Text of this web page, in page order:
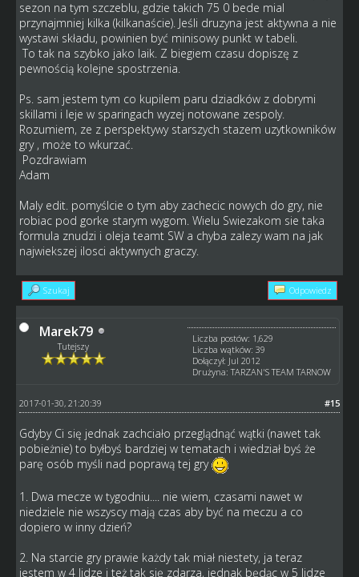
sezon na tym szczeblu, gdzie takich 75 0 bede mial
przynajmniej kilka (kilkanaście). Jeśli druzyna jest aktywna a nie
wystawi składu, powinien być minisowy punkt w tabeli.
To tak na szybko jako laik. Z biegiem czasu dopiszę z
pewnością kolejne spostrzenia.
Ps. sam jestem tym co kupilem paru dziadków z dobrymi
skillami i leje w sparingach wyzej notowane zespoly.
Rozumiem, ze z perspektywy starszych stazem uzytkowników
gry , może to wkurzać.
Pozdrawiam
Adam
Maly edit. pomyślcie o tym aby zachecic nowych do gry, nie
robiac pod gorke starym wygom. Wielu Swiezakom sie taka
formula znudzi i oleja teamt SW a chyba zalezy wam na jak
najwiekszej ilosci aktywnych graczy.
Szukaj Odpowiedz
Marek79
Tutejszy
Liczba postów: 1,629
Liczba wątków: 39
Dołączył: Jul 2012
Drużyna: TARZAN'S TEAM TARNOW
#15
2017-01-30, 21:20:39
Gdyby Ci się jednak zachciało przeglądnąć wątki (nawet tak
pobieżnie) to byłbyś bardziej w tematach i wiedział byś że
parę osób myśli nad poprawą tej gry
1. Dwa mecze w tygodniu.... nie wiem, czasami nawet w
niedziele nie wszyscy mają czas aby być na meczu a co
dopiero w inny dzień?
2. Na starcie gry prawie każdy tak miał niestety, ja teraz
jestem w 4 lidze i też tak się zdarza, jednak będąc w 5 lidze